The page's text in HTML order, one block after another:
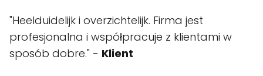
"Heelduidelijk i overzichtelijk. Firma jest
profesjonalna i współpracuje z klientami w
sposób dobre." - Klient